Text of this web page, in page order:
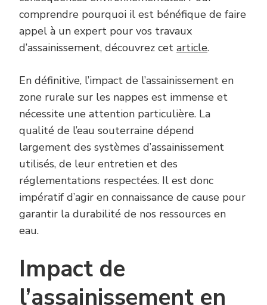
comprendre pourquoi il est bénéfique de faire
appel à un expert pour vos travaux
d’assainissement, découvrez cet article.
En définitive, l’impact de l’assainissement en
zone rurale sur les nappes est immense et
nécessite une attention particulière. La
qualité de l’eau souterraine dépend
largement des systèmes d’assainissement
utilisés, de leur entretien et des
réglementations respectées. Il est donc
impératif d’agir en connaissance de cause pour
garantir la durabilité de nos ressources en
eau.
Impact de
l’assainissement en